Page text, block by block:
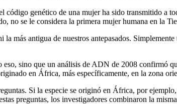
genético de una mujer ha sido transmitido a
no se le considera la primera mujer humana en la
más antigua de nuestros antepasados. Simplemente
eso, sino que un análisis de ADN de 2008 confirmó
en África, más específicamente, en la zona
Si la especie se originó en África, por
preguntas, los investigadores combinaron la